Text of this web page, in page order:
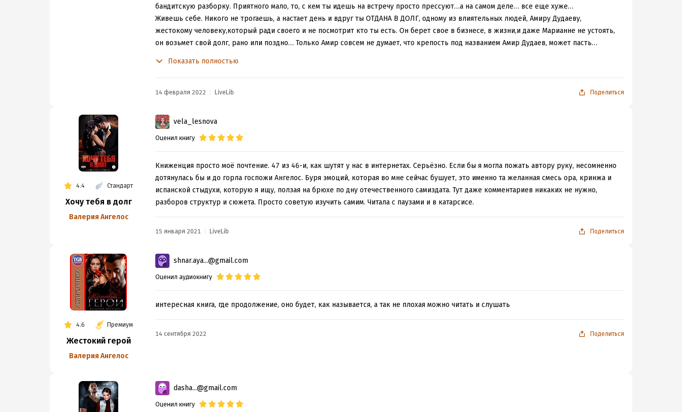
бандитскую разборку. Приятного мало, то, с кем ты идешь на встречу просто прессуют…а на самом деле… все еще хуже…
Живешь себе. Никого не трогаешь, а настает день и вдруг ты ОТДАНА В ДОЛГ, одному из влиятельных людей, Амиру Дудаеву,
жестокому человеку,который ради своего и не посмотрит кто ты есть. Он берет свое в бизнесе, в жизни,и даже Марианне не устоять,
он возьмет свой долг, рано или поздно… Только Амир совсем не думает, что крепость под названием Амир Дудаев, может пасть…
Показать полностью
14 февраля 2022 LiveLib Поделиться
4.4 Стандарт
Хочу тебя в долг
Валерия Ангелос
vela_lesnova
Оценил книгу
Книженция просто моё почтение. 47 из 46-и, как шутят у нас в интернетах. Серьёзно. Если бы я могла пожать автору руку, несомненно
дотянулась бы и до горла госпожи Ангелос. Буря эмоций, которая во мне сейчас бушует, это именно та желанная смесь ора, кринжа и
испанской стыдухи, которую я ищу, ползая на брюхе по дну отечественного самиздата. Тут даже комментариев никаких не нужно,
разборов структур и сюжета. Просто советую изучить самим. Читала с паузами и в катарсисе.
15 января 2021 LiveLib Поделиться
4.6 Премиум
Жестокий герой
Валерия Ангелос
shnar.aya...@gmail.com
Оценил аудиокнигу
интересная книга, где продолжение, оно будет, как называется, а так не плохая можно читать и слушать
14 сентября 2022 Поделиться
dasha...@gmail.com
Оценил книгу